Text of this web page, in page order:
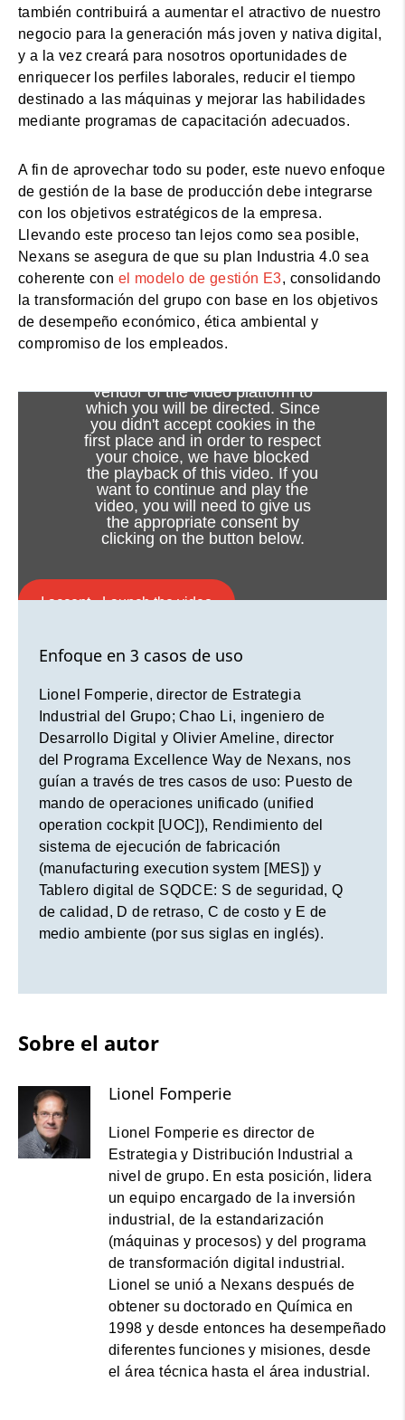
también contribuirá a aumentar el atractivo de nuestro
negocio para la generación más joven y nativa digital,
y a la vez creará para nosotros oportunidades de
enriquecer los perfiles laborales, reducir el tiempo
destinado a las máquinas y mejorar las habilidades
mediante programas de capacitación adecuados.
A fin de aprovechar todo su poder, este nuevo enfoque
de gestión de la base de producción debe integrarse
con los objetivos estratégicos de la empresa.
Llevando este proceso tan lejos como sea posible,
Nexans se asegura de que su plan Industria 4.0 sea
coherente con el modelo de gestión E3, consolidando
la transformación del grupo con base en los objetivos
de desempeño económico, ética ambiental y
compromiso de los empleados.
Enfoque en 3 casos de uso
Lionel Fomperie, director de Estrategia
Industrial del Grupo; Chao Li, ingeniero de
Desarrollo Digital y Olivier Ameline, director
del Programa Excellence Way de Nexans, nos
mando de operaciones unificado (unified
(manufacturing execution system [MES]) y
de calidad, D de retraso, C de costo y E de
medio ambiente (por sus siglas en inglés).
vendor of the video platform to
which you will be directed. Since
you didn't accept cookies in the
first place and in order to respect
your choice, we have blocked
the playback of this video. If you
want to continue and play the
video, you will need to give us
the appropriate consent by
clicking on the button below.
I accept - Launch the video
Cookie consent
Enfoque en 3 casos de uso
Lionel Fomperie, director de Estrategia
Industrial del Grupo; Chao Li, ingeniero de
Desarrollo Digital y Olivier Ameline, director
del Programa Excellence Way de Nexans, nos
guían a través de tres casos de uso: Puesto de
mando de operaciones unificado (unified
operation cockpit [UOC]), Rendimiento del
sistema de ejecución de fabricación
(manufacturing execution system [MES]) y
Tablero digital de SQDCE: S de seguridad, Q
de calidad, D de retraso, C de costo y E de
medio ambiente (por sus siglas en inglés).
Sobre el autor
Lionel Fomperie
Lionel Fomperie es director de
Estrategia y Distribución Industrial a
nivel de grupo. En esta posición, lidera
un equipo encargado de la inversión
industrial, de la estandarización
(máquinas y procesos) y del programa
de transformación digital industrial.
Lionel se unió a Nexans después de
obtener su doctorado en Química en
1998 y desde entonces ha desempeñado
diferentes funciones y misiones, desde
el área técnica hasta el área industrial.